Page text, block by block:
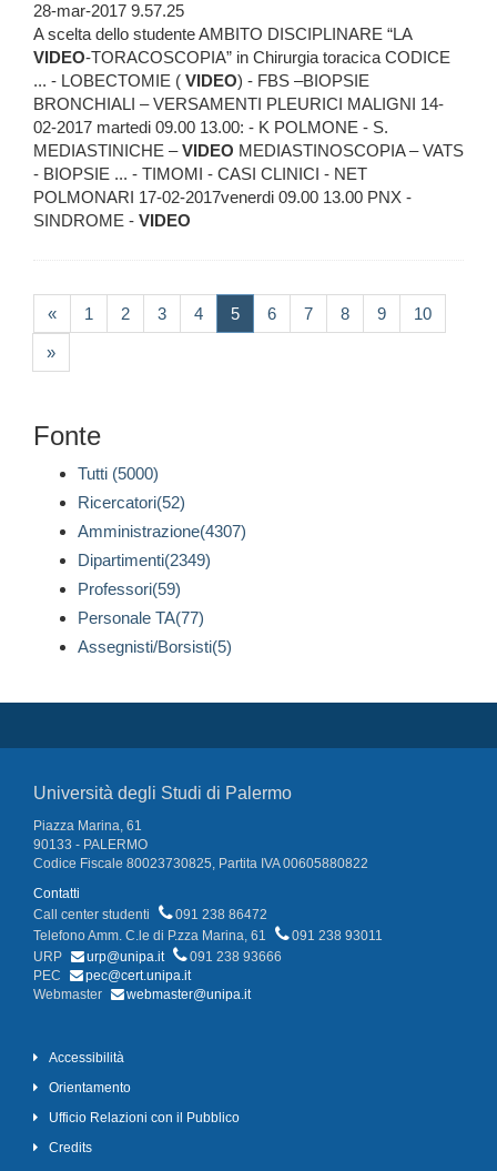
28-mar-2017 9.57.25
A scelta dello studente AMBITO DISCIPLINARE “LA
VIDEO-TORACOSCOPIA” in Chirurgia toracica CODICE
... - LOBECTOMIE ( VIDEO) - FBS –BIOPSIE
BRONCHIALI – VERSAMENTI PLEURICI MALIGNI 14-
02-2017 martedi 09.00 13.00: - K POLMONE - S.
MEDIASTINICHE –VIDEO MEDIASTINOSCOPIA – VATS
- BIOPSIE ... - TIMOMI - CASI CLINICI - NET
POLMONARI 17-02-2017venerdi 09.00 13.00 PNX -
SINDROME - VIDEO
« 1 2 3 4 5(current)
6 7 8 9 10
»
Fonte
Tutti (5000)
Ricercatori(52)
Amministrazione(4307)
Dipartimenti(2349)
Professori(59)
Personale TA(77)
Assegnisti/Borsisti(5)
Università degli Studi di Palermo
Piazza Marina, 61
90133 - PALERMO
Codice Fiscale 80023730825, Partita IVA 00605880822
Contatti
Call center studenti
091 238 86472
Telefono Amm. C.le di P.zza Marina, 61
091 238 93011
URP
urp@unipa.it
091 238 93666
PEC
pec@cert.unipa.it
Webmaster
webmaster@unipa.it
Accessibilità
Orientamento
Ufficio Relazioni con il Pubblico
Credits